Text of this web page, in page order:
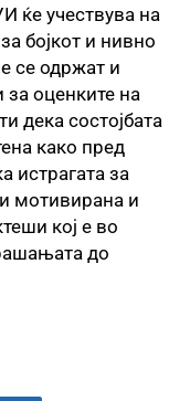
ќе учествува на
бојкот и нивно
се одржат и
оценките на
дека состојбата
како пред
истрагата за
мотивирана и
кој е во
до